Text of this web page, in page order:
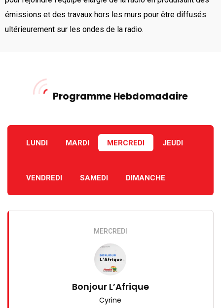
émissions et des travaux hors les murs pour être diffusés
ultérieurement sur les ondes de la radio.
Programme Hebdomadaire
LUNDI MARDI MERCREDI JEUDI
VENDREDI SAMEDI DIMANCHE
MERCREDI
Bonjour L’Afrique
Cyrine